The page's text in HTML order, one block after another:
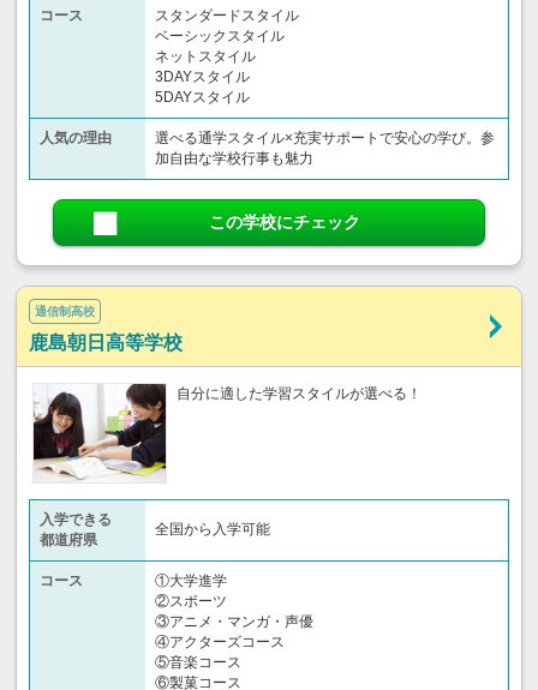
コース
スタンダードスタイル
ベーシックスタイル
ネットスタイル
3DAYスタイル
5DAYスタイル
人気の理由
選べる通学スタイル×充実サポートで安心の学び。参
加自由な学校行事も魅力
この学校にチェック
通信制高校
鹿島朝日高等学校
自分に適した学習スタイルが選べる！
入学できる
都道府県
全国から入学可能
コース
①大学進学
②スポーツ
③アニメ・マンガ・声優
④アクターズコース
⑤音楽コース
⑥製菓コース